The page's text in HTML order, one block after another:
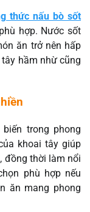
thức nấu bò sốt
hợp. Nước sốt
ăn trở nên hấp
hầm nhừ cũng
trong phong
khoai tây giúp
đồng thời làm nổi
phù hợp nếu
ăn mang phong